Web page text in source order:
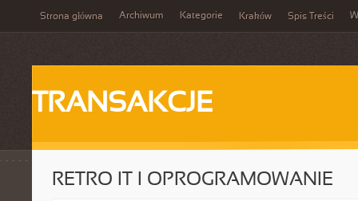
Strona główna Archiwum Kategorie Kraków Spis Treści
TRANSAKCJE
RETRO IT I OPROGRAMOWANIE